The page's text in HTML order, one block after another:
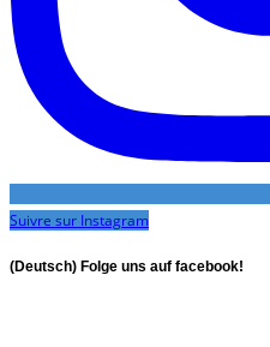
Suivre sur Instagram
(Deutsch) Folge uns auf facebook!